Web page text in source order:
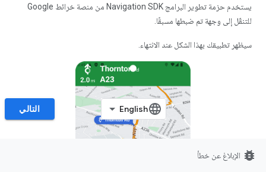
يستخدم حزمة تطوير البرامج Navigation SDK من منصة خرائط Google
للتنقّل إلى وجهة تم ضبطها مسبقًا.
سيظهر تطبيقك بهذا الشكل عند الانتهاء.
التالي
bug_report الإبلاغ عن خطأ